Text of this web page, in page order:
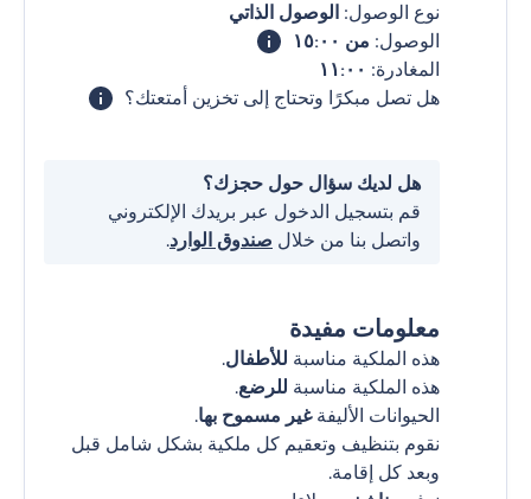
نوع الوصول: الوصول الذاتي
الوصول: من ١٥:٠٠
المغادرة: ١١:٠٠
هل تصل مبكرًا وتحتاج إلى تخزين أمتعتك؟
هل لديك سؤال حول حجزك؟
قم بتسجيل الدخول عبر بريدك الإلكتروني
واتصل بنا من خلال صندوق الوارد.
معلومات مفيدة
هذه الملكية مناسبة للأطفال.
هذه الملكية مناسبة للرضع.
الحيوانات الأليفةغير مسموح بها.
نقوم بتنظيف وتعقيم كل ملكية بشكل شامل قبل
وبعد كل إقامة.